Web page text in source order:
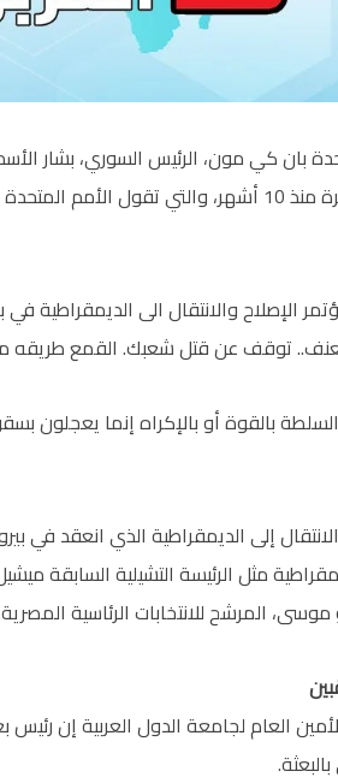
بان كي مون، الرئيس السوري، بشار
الإصلاح والانتقال الى الديمقراطية في
توقف عن قتل شعبك. القمع طريقه
بالقوة أو بالإكراه إنما يعجلون
إلى الديمقراطية الذي انعقد في
مثل الرئيسة التشيلية السابقة
المرشح للانتخابات الرئاسية
العام لجامعة الدول العربية إن رئيس